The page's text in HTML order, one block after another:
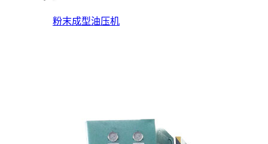
粉末成型油压机